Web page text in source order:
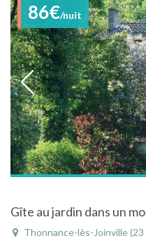
86€/nuit
Thonnance-lès-Joinville (23 km),